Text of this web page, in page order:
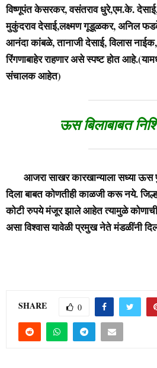
विष्णूपंत केसरकर, वसंतराव धुरे,एम.के.
मुकुंदराव देसाई,लक्ष्मण गूडूळकर, अनिल
आनंदा कांबळे, तानाजी देसाई, विलास
रिंगणाबाहेर राहणार असे स्पष्ट होत
संचालक आहेत)
ऊस बिलाबाबत
आजरा साखर कारखान्याला सध्या ऊस
दिला बाबत कोणतीही काळजी करू नये.
कोटी रुपये मंजूर झाले आहेत त्यामुळे
असा विश्वास यावेळी प्रमुख नेते मंडळींनी
SHARE 0